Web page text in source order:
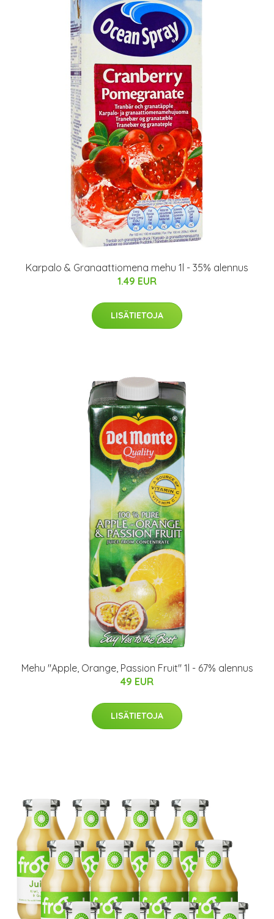
Karpalo & Granaattiomena mehu 1l - 35% alennus
1.49 EUR
LISÄTIETOJA
Mehu "Apple, Orange, Passion Fruit" 1l - 67% alennus
49 EUR
LISÄTIETOJA